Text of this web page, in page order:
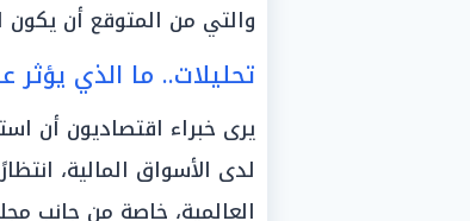
والتي من المتوقع أن يكون
تحليلات.. ما الذي يؤثر
يرى خبراء اقتصاديون أن
لدى الأسواق المالية،
العالمية، خاصة من جانب